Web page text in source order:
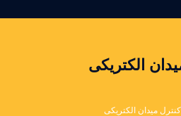
الکتریکی
میدان الکتریکی